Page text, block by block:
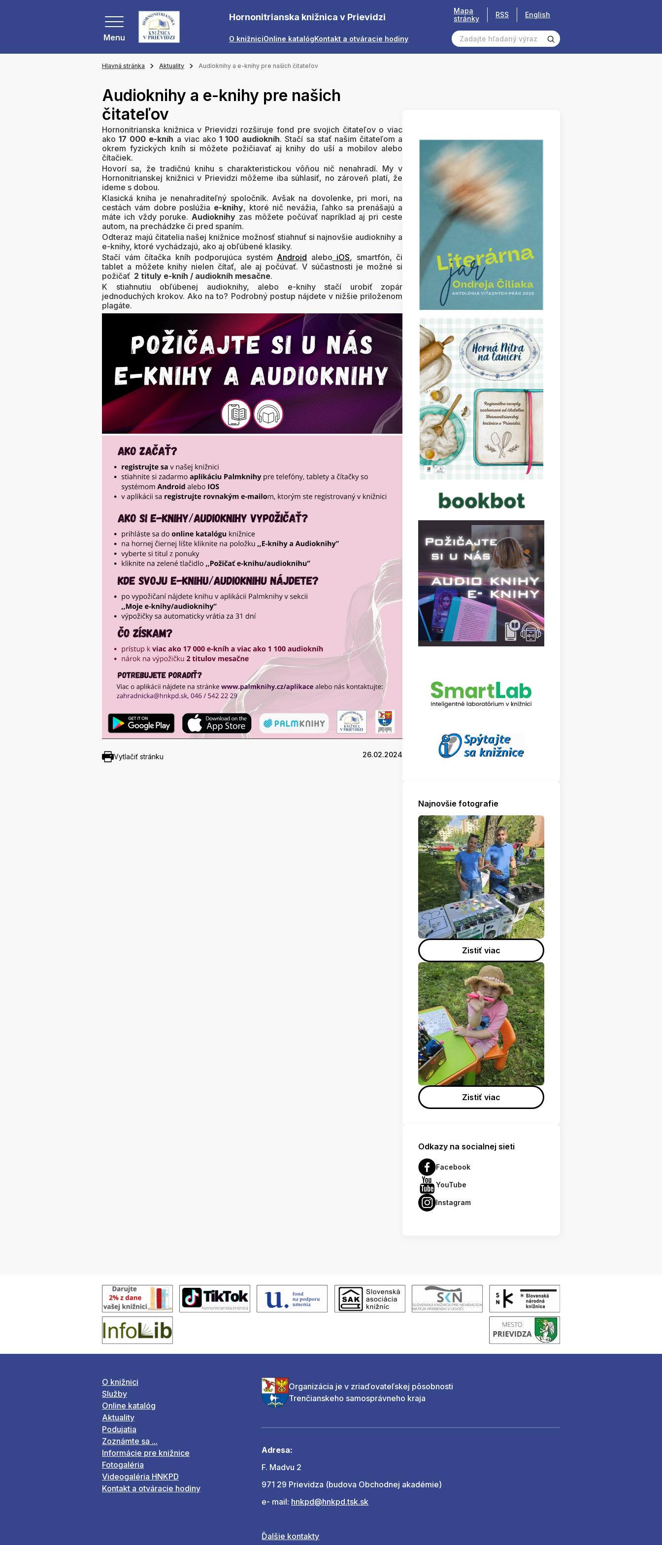
Menu
Hornonitrianska knižnica v Prievidzi
O knižniciOnline katalógKontakt a otváracie hodiny
Mapa
stránky
RSS English
Hlavná stránka Aktuality Audioknihy a e-knihy pre našich čitateľov
Audioknihy a e-knihy pre našich
čitateľov
Hornonitrianska knižnica v Prievidzi rozširuje fond pre svojich čitateľov o viac
ako17 000 e-kníh a viac ako 1 100 audiokníh. Stačí sa stať našim čitateľom a
okrem fyzických kníh si môžete požičiavať aj knihy do uší a mobilov alebo
čítačiek.
Hovorí sa, že tradičnú knihu s charakteristickou vôňou nič nenahradí. My v
Hornonitrianskej knižnici v Prievidzi môžeme iba súhlasiť, no zároveň platí, že
ideme s dobou.
Klasická kniha je nenahraditeľný spoločník. Avšak na dovolenke, pri mori, na
cestách vám dobre poslúžia e-knihy, ktoré nič nevážia, ľahko sa prenášajú a
máte ich vždy poruke.Audioknihy zas môžete počúvať napríklad aj pri ceste
autom, na prechádzke či pred spaním.
Odteraz majú čitatelia našej knižnice možnosť stiahnuť si najnovšie audioknihy a
e-knihy, ktoré vychádzajú, ako aj obľúbené klasiky.
Stačí vám čítačka kníh podporujúca systém Android alebo iOS, smartfón, či
tablet a môžete knihy nielen čítať, ale aj počúvať. V súčastnosti je možné si
požičať 2 tituly e-kníh / audiokníh mesačne.
K stiahnutiu obľúbenej audioknihy, alebo e-knihy stačí urobiť zopár
jednoduchých krokov. Ako na to? Podrobný postup nájdete v nižšie priloženom
plagáte.
Vytlačiť stránku 26.02.2024
Najnovšie fotografie
Zistiť viac
Zistiť viac
Odkazy na socialnej sieti
Facebook
YouTube
Instagram
O knižnici
Služby
Online katalóg
Aktuality
Podujatia
Zoznámte sa ...
Informácie pre knižnice
Fotogaléria
Videogaléria HNKPD
Kontakt a otváracie hodiny
Organizácia je v zriaďovateľskej pôsobnosti
Trenčianskeho samosprávneho kraja
Adresa:
F. Madvu 2
971 29 Prievidza (budova Obchodnej akadémie)
e- mail: hnkpd@hnkpd.tsk.sk
Ďalšie kontakty